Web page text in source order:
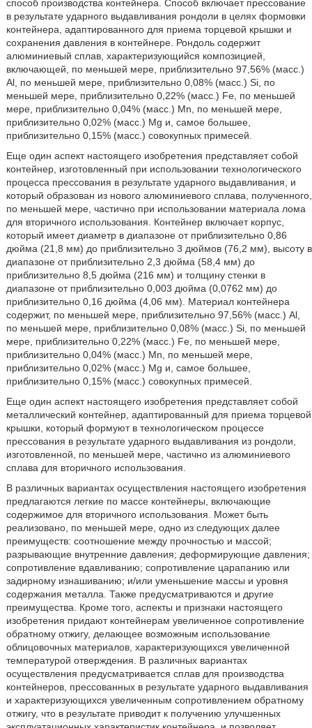
способ производства контейнера. Способ включает прессование
в результате ударного выдавливания рондоли в целях формовки
контейнера, адаптированного для приема торцевой крышки и
сохранения давления в контейнере. Рондоль содержит
алюминиевый сплав, характеризующийся композицией,
включающей, по меньшей мере, приблизительно 97,56% (масс.)
Al, по меньшей мере, приблизительно 0,08% (масс.) Si, по
меньшей мере, приблизительно 0,22% (масс.) Fe, по меньшей
мере, приблизительно 0,04% (масс.) Mn, по меньшей мере,
приблизительно 0,02% (масс.) Mg и, самое большее,
приблизительно 0,15% (масс.) совокупных примесей.
Еще один аспект настоящего изобретения представляет собой
контейнер, изготовленный при использовании технологического
процесса прессования в результате ударного выдавливания, и
который образован из нового алюминиевого сплава, полученного,
по меньшей мере, частично при использовании материала лома
для вторичного использования. Контейнер включает корпус,
который имеет диаметр в диапазоне от приблизительно 0,86
дюйма (21,8 мм) до приблизительно 3 дюймов (76,2 мм), высоту в
диапазоне от приблизительно 2,3 дюйма (58,4 мм) до
приблизительно 8,5 дюйма (216 мм) и толщину стенки в
диапазоне от приблизительно 0,003 дюйма (0,0762 мм) до
приблизительно 0,16 дюйма (4,06 мм). Материал контейнера
содержит, по меньшей мере, приблизительно 97,56% (масс.) Al,
по меньшей мере, приблизительно 0,08% (масс.) Si, по меньшей
мере, приблизительно 0,22% (масс.) Fe, по меньшей мере,
приблизительно 0,04% (масс.) Mn, по меньшей мере,
приблизительно 0,02% (масс.) Mg и, самое большее,
приблизительно 0,15% (масс.) совокупных примесей.
Еще один аспект настоящего изобретения представляет собой
металлический контейнер, адаптированный для приема торцевой
крышки, который формуют в технологическом процессе
прессования в результате ударного выдавливания из рондоли,
изготовленной, по меньшей мере, частично из алюминиевого
сплава для вторичного использования.
В различных вариантах осуществления настоящего изобретения
предлагаются легкие по массе контейнеры, включающие
содержимое для вторичного использования. Может быть
реализовано, по меньшей мере, одно из следующих далее
преимуществ: соотношение между прочностью и массой;
разрывающие внутренние давления; деформирующие давления;
сопротивление вдавливанию; сопротивление царапанию или
задирному изнашиванию; и/или уменьшение массы и уровня
содержания металла. Также предусматриваются и другие
преимущества. Кроме того, аспекты и признаки настоящего
изобретения придают контейнерам увеличенное сопротивление
обратному отжигу, делающее возможным использование
облицовочных материалов, характеризующихся увеличенной
температурой отверждения. В различных вариантах
осуществления предусматривается сплав для производства
контейнеров, прессованных в результате ударного выдавливания
и характеризующихся увеличенным сопротивлением обратному
отжигу, что в результате приводит к получению улучшенных